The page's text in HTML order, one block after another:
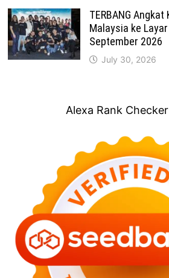
TERBANG
Malaysia ke
September 2026
July 30, 2026
Alexa Rank